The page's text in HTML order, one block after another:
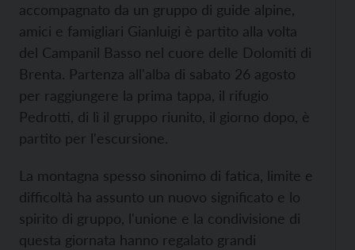
accompagnato da un gruppo di guide alpine,
amici e famigliari Gianluigi è partito alla volta
del Campanil Basso nel cuore delle Dolomiti di
Brenta. Partenza all'alba di sabato 26 agosto
per raggiungere la prima tappa, il rifugio
Pedrotti, di lì il gruppo riunito, il giorno dopo, è
partito per l'escursione.
La montagna spesso sinonimo di fatica, limite e
difficoltà ha assunto un nuovo significato e lo
spirito di gruppo, l'unione e la condivisione di
questa giornata hanno regalato grandi